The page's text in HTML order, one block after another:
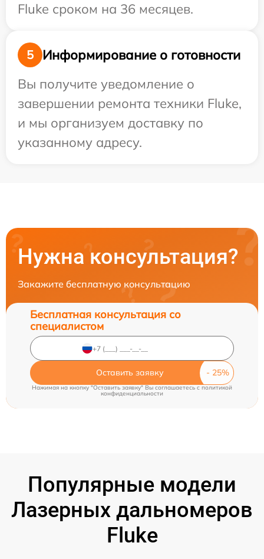
Fluke сроком на 36 месяцев.
5
Информирование о готовности
Вы получите уведомление о
завершении ремонта техники Fluke,
и мы организуем доставку по
указанному адресу.
Нужна консультация?
Закажите бесплатную консультацию
Бесплатная консультация со
специалистом
Оставить заявку
Нажимая на кнопку "Оставить заявку" Вы соглашаетесь cполитикой
конфиденциальности
Популярные модели
Лазерных дальномеров
Fluke